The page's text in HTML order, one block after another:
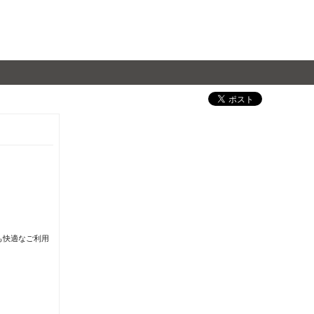
快適なご利用